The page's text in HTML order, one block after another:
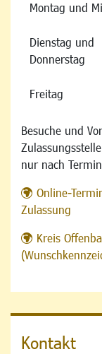
Montag und
Dienstag und
Donnerstag
Freitag
Besuche und
nur nach
Online-
Zulassung
Kreis
Kontakt